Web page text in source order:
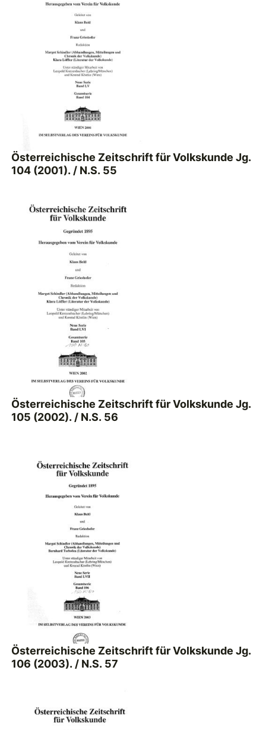
Österreichische Zeitschrift für Volkskunde Jg.
104 (2001). / N.S. 55
Österreichische Zeitschrift für Volkskunde Jg.
105 (2002). / N.S. 56
Österreichische Zeitschrift für Volkskunde Jg.
106 (2003). / N.S. 57